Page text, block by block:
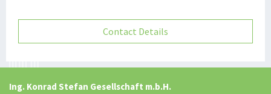
Contact Details
Ing. Konrad Stefan Gesellschaft m.b.H.